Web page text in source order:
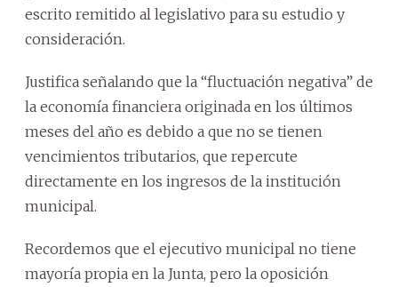
escrito remitido al legislativo para su estudio y
consideración.
Justifica señalando que la “fluctuación negativa” de
la economía financiera originada en los últimos
meses del año es debido a que no se tienen
vencimientos tributarios, que repercute
directamente en los ingresos de la institución
municipal.
Recordemos que el ejecutivo municipal no tiene
mayoría propia en la Junta, pero la oposición